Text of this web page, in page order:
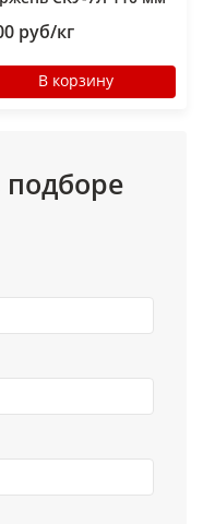
руб/кг
В корзину